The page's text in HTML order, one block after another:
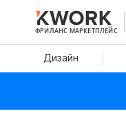
ФРИЛАНС МАРКЕТПЛЕЙС
Дизайн